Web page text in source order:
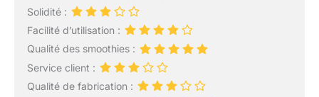
Solidité :
Facilité d’utilisation :
Qualité des smoothies :
Service client :
Qualité de fabrication :